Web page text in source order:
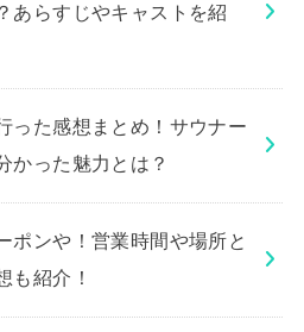
あらすじやキャストを紹
った感想まとめ！サウナー
かった魅力とは？
ポンや！営業時間や場所と
も紹介！